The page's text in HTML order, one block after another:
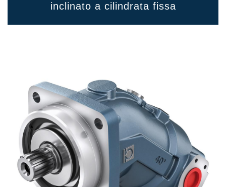
Scatole Pump Drive
Motori Orbitali prodotti per Bondioli & Pavesi
Sistemi di accoppiamento
Controllo
Circuiti idraulici Integrati
Valvole di controllo direzionale
Valvole a cartuccia
Valvole in linea
Servocomandi
inclinato a cilindrata fissa